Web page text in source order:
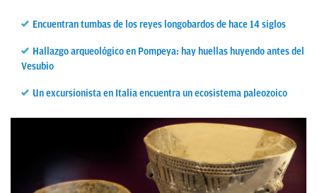
Encuentran tumbas de los reyes longobardos de hace 14 siglos
Hallazgo arqueológico en Pompeya: hay huellas huyendo antes del
Vesubio
Un excursionista en Italia encuentra un ecosistema paleozoico